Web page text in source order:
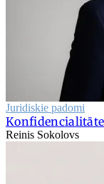
Juridiskie padomi
Reinis Sokolovs